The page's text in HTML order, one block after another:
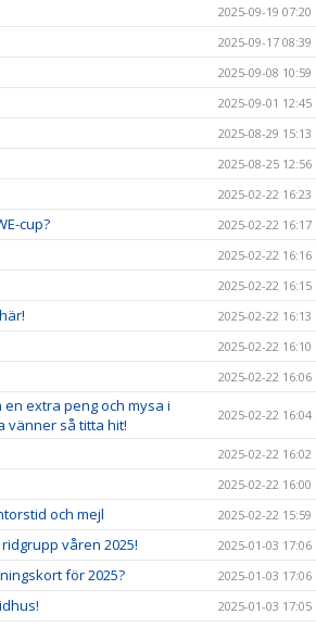
2025-09-19 07:20
2025-09-17 08:39
2025-09-08 10:59
2025-09-01 12:45
2025-08-29 15:13
2025-08-25 12:56
2025-02-22 16:23
cup? 2025-02-22 16:17
2025-02-22 16:16
2025-02-22 16:15
2025-02-22 16:13
2025-02-22 16:10
2025-02-22 16:06
extra peng och mysa i
vänner så titta hit!
2025-02-22 16:04
2025-02-22 16:02
2025-02-22 16:00
och mejl 2025-02-22 15:59
våren 2025! 2025-01-03 17:06
för 2025? 2025-01-03 17:06
2025-01-03 17:05